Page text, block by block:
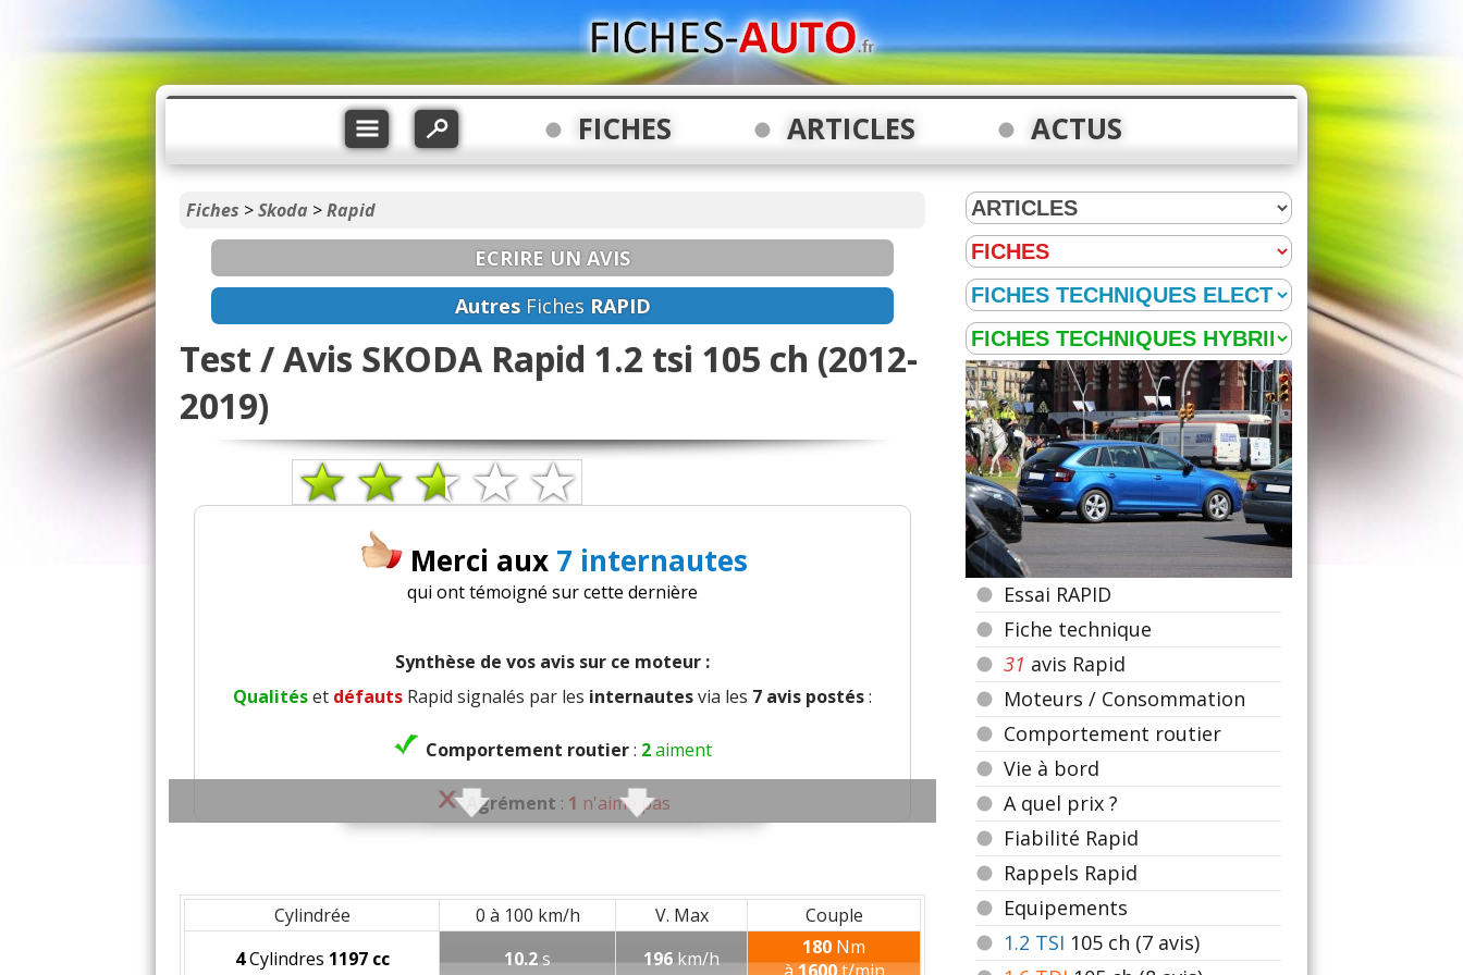
FICHES ARTICLES ACTUS
Fiches >Skoda >Rapid
ECRIRE UN AVIS
AutresFiches RAPID
Test / Avis SKODA Rapid 1.2 tsi 105 ch (2012-
2019)
Merci aux 7 internautes
qui ont témoigné sur cette dernière
Synthèse de vos avis sur ce moteur :
Qualitéset défauts Rapid signalés par les internautesvia les 7 avis postés:
Comportement routier: 2aiment
Agrément : 1 n'aime pas
Confort des sièges aiment
Insonorisation et bruit perçu:1aime
Cylindrée 0 à 100 km/h V. Max
Couple
4Cylindres 1197 cc 10.2s 196km/h 180 Nm
Essai RAPID
Fiche technique
31 avis Rapid
Moteurs / Consommation
Comportement routier
Vie à bord
A quel prix ?
Fiabilité Rapid
Rappels Rapid
Equipements
1.2 TSI 105 ch (7 avis)